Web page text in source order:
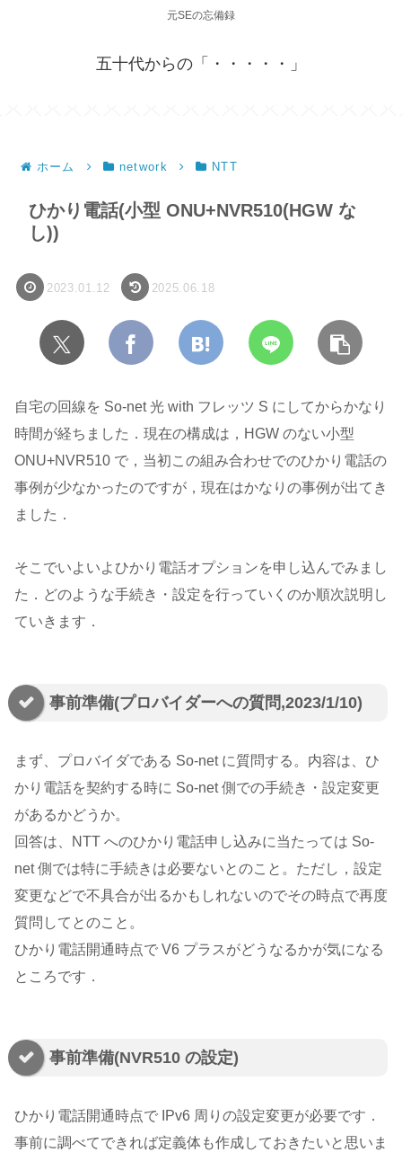
元SEの忘備録
五十代からの「・・・・・」
ホーム network NTT
ひかり電話(小型 ONU+NVR510(HGW な
し))
2023.01.12 2025.06.18
自宅の回線を So-net 光 with フレッツ S にしてからかなり
時間が経ちました．現在の構成は，HGW のない小型
ONU+NVR510 で，当初この組み合わせでのひかり電話の
事例が少なかったのですが，現在はかなりの事例が出てき
ました．
そこでいよいよひかり電話オプションを申し込んでみまし
た．どのような手続き・設定を行っていくのか順次説明し
ていきます．
事前準備(プロバイダーへの質問,2023/1/10)
まず、プロバイダである So-net に質問する。内容は、ひ
かり電話を契約する時に So-net 側での手続き・設定変更
があるかどうか。
回答は、NTT へのひかり電話申し込みに当たっては So-
net 側では特に手続きは必要ないとのこと。ただし，設定
変更などで不具合が出るかもしれないのでその時点で再度
質問してとのこと。
ひかり電話開通時点で V6 プラスがどうなるかが気になる
ところです．
事前準備(NVR510 の設定)
ひかり電話開通時点で IPv6 周りの設定変更が必要です．
事前に調べてできれば定義体も作成しておきたいと思いま